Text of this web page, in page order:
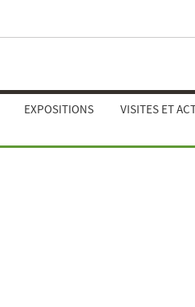
EXPOSITIONS VISITES ET